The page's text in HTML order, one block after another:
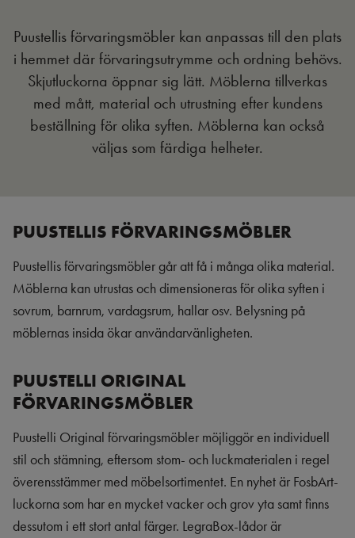
Puustellis förvaringsmöbler kan anpassas till den plats
i hemmet där förvaringsutrymme och ordning behövs.
Skjutluckorna öppnar sig lätt. Möblerna tillverkas
med mått, material och utrustning efter kundens
beställning för olika syften. Möblerna kan också
väljas som färdiga helheter.
PUUSTELLIS FÖRVARINGSMÖBLER
Puustellis förvaringsmöbler går att få i många olika material.
Möblerna kan utrustas och dimensioneras för olika syften i
sovrum, barnrum, vardagsrum, hallar osv. Belysning på
möblernas insida ökar användarvänligheten.
PUUSTELLI ORIGINAL
FÖRVARINGSMÖBLER
Puustelli Original förvaringsmöbler möjliggör en individuell
stil och stämning, eftersom stom- och luckmaterialen i regel
överensstämmer med möbelsortimentet. En nyhet är FosbArt-
luckorna som har en mycket vacker och grov yta samt finns
dessutom i ett stort antal färger. LegraBox-lådor är